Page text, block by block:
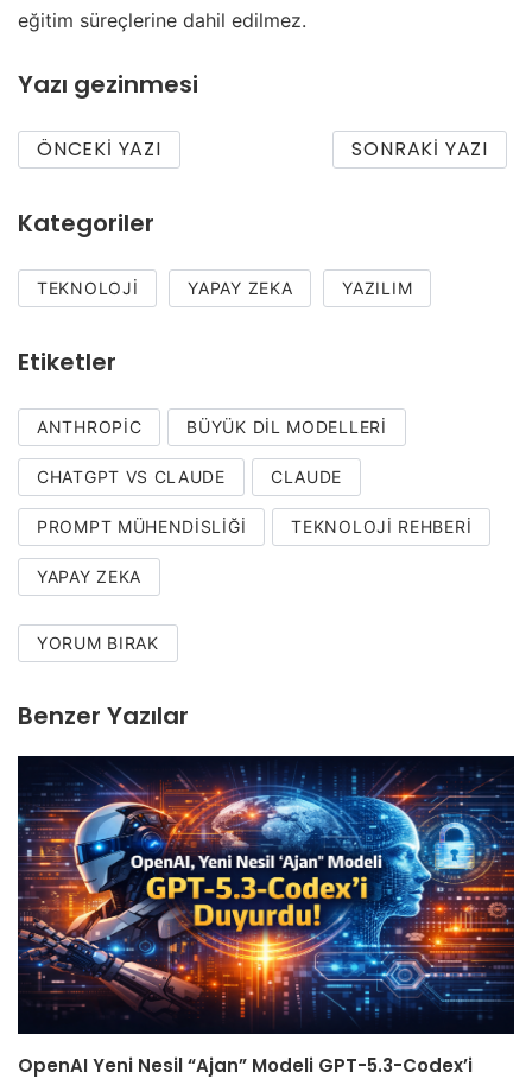
eğitim süreçlerine dahil edilmez.
Yazı gezinmesi
ÖNCEKI YAZI SONRAKI YAZI
Kategoriler
TEKNOLOJI YAPAY ZEKA YAZILIM
Etiketler
ANTHROPIC BÜYÜK DIL MODELLERI
CHATGPT VS CLAUDE CLAUDE
PROMPT MÜHENDISLIĞI TEKNOLOJI REHBERI
YAPAY ZEKA
YORUM BIRAK
Benzer Yazılar
OpenAI Yeni Nesil “Ajan” Modeli GPT-5.3-Codex’i